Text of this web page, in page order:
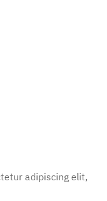
adipiscing elit,